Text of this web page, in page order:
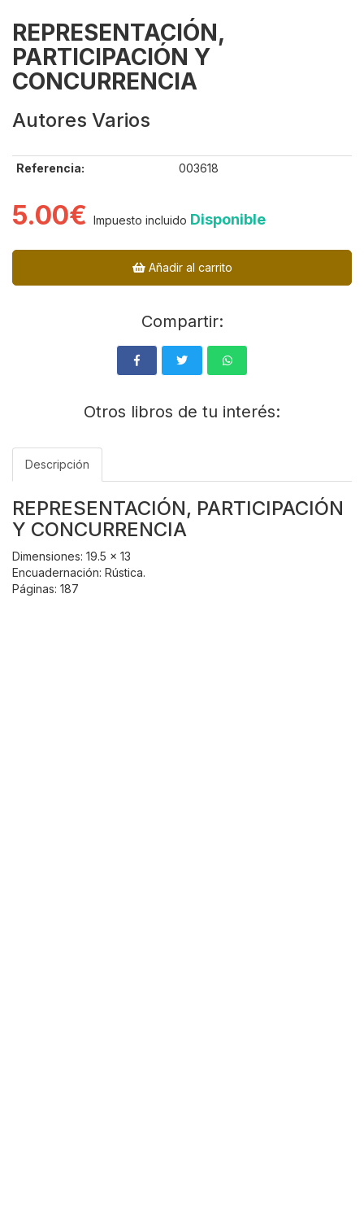
REPRESENTACIÓN,
PARTICIPACIÓN Y
CONCURRENCIA
Autores Varios
Referencia: 003618
5.00€ Impuesto incluido Disponible
Añadir al carrito
Compartir:
Otros libros de tu interés:
Descripción
REPRESENTACIÓN, PARTICIPACIÓN
Y CONCURRENCIA
Dimensiones: 19.5 x 13
Encuadernación: Rústica.
Páginas: 187